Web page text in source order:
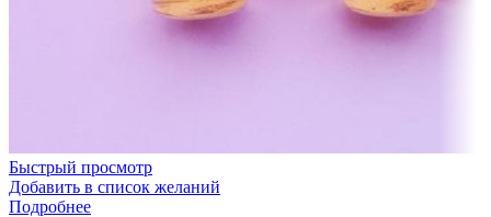
Быстрый просмотр
Добавить в список желаний
Подробнее